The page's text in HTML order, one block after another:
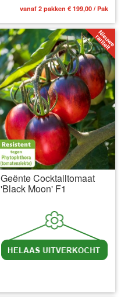
vanaf 2 pakken € 199,00 / Pak
Geënte Cocktailtomaat
'Black Moon' F1